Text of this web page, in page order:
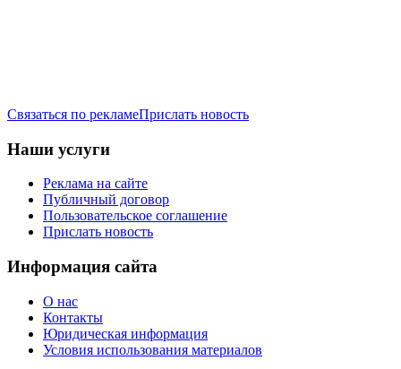
Связаться по рекламеПрислать новость
Наши услуги
Реклама на сайте
Публичный договор
Пользовательское соглашение
Прислать новость
Информация сайта
О нас
Контакты
Юридическая информация
Условия использования материалов